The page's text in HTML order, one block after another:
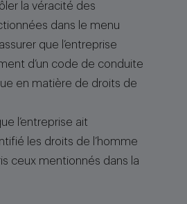
la véracité des
dans le menu
que l’entreprise
d’un code de conduite
en matière de droits de
l’entreprise ait
les droits de l’homme
ceux mentionnés dans la